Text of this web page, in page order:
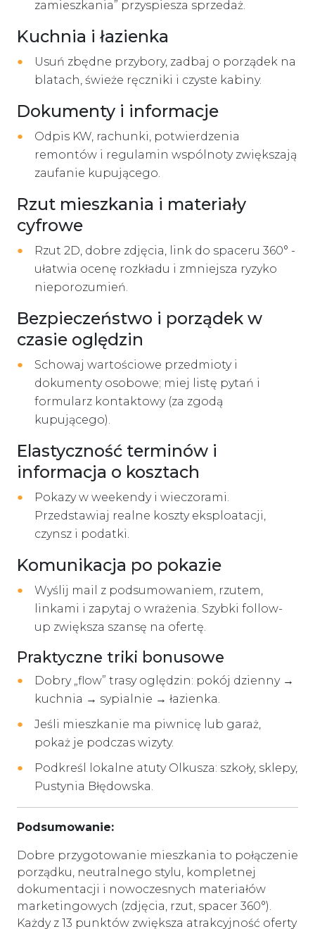
zamieszkania” przyspiesza sprzedaż.
Kuchnia i łazienka
Usuń zbędne przybory, zadbaj o porządek na
blatach, świeże ręczniki i czyste kabiny.
Dokumenty i informacje
Odpis KW, rachunki, potwierdzenia
remontów i regulamin wspólnoty zwiększają
zaufanie kupującego.
Rzut mieszkania i materiały
cyfrowe
Rzut 2D, dobre zdjęcia, link do spaceru 360° -
ułatwia ocenę rozkładu i zmniejsza ryzyko
nieporozumień.
Bezpieczeństwo i porządek w
czasie oględzin
Schowaj wartościowe przedmioty i
dokumenty osobowe; miej listę pytań i
formularz kontaktowy (za zgodą
kupującego).
Elastyczność terminów i
informacja o kosztach
Pokazy w weekendy i wieczorami.
Przedstawiaj realne koszty eksploatacji,
czynsz i podatki.
Komunikacja po pokazie
Wyślij mail z podsumowaniem, rzutem,
linkami i zapytaj o wrażenia. Szybki follow-
up zwiększa szansę na ofertę.
Praktyczne triki bonusowe
Dobry „flow” trasy oględzin: pokój dzienny →
kuchnia → sypialnie → łazienka.
Jeśli mieszkanie ma piwnicę lub garaż,
pokaż je podczas wizyty.
Podkreśl lokalne atuty Olkusza: szkoły, sklepy,
Pustynia Błędowska.
Podsumowanie:
Dobre przygotowanie mieszkania to połączenie
porządku, neutralnego stylu, kompletnej
dokumentacji i nowoczesnych materiałów
marketingowych (zdjęcia, rzut, spacer 360°).
Każdy z 13 punktów zwiększa atrakcyjność oferty